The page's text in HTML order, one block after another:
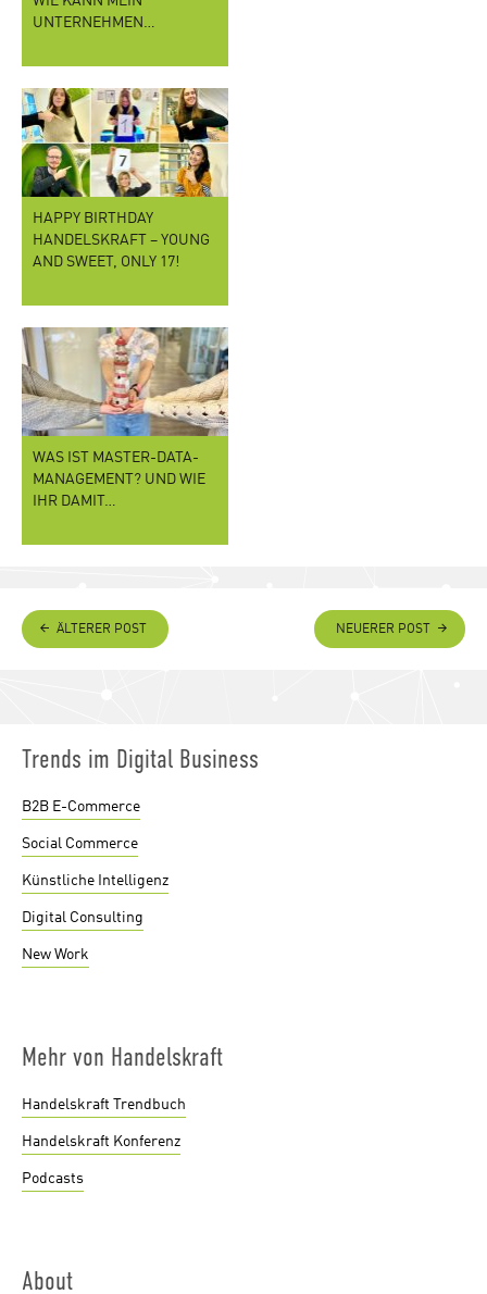
UNTERNEHMEN…
HAPPY BIRTHDAY
HANDELSKRAFT – YOUNG
AND SWEET, ONLY 17!
WAS IST MASTER-DATA-
MANAGEMENT? UND WIE
IHR DAMIT…
ÄLTERER POST NEUERER POST
Trends im Digital Business
B2B E-Commerce
Social Commerce
Künstliche Intelligenz
Digital Consulting
New Work
Mehr von Handelskraft
Handelskraft Trendbuch
Handelskraft Konferenz
Podcasts
About